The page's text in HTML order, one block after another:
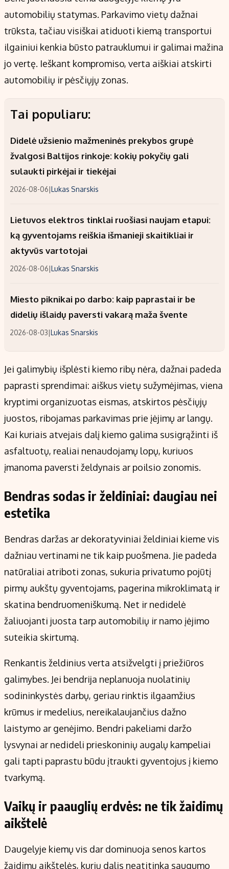
automobilių statymas. Parkavimo vietų dažnai
trūksta, tačiau visiškai atiduoti kiemą transportui
ilgainiui kenkia būsto patrauklumui ir galimai mažina
jo vertę. Ieškant kompromiso, verta aiškiai atskirti
automobilių ir pėsčiųjų zonas.
Tai populiaru:
Didelė užsienio mažmeninės prekybos grupė
žvalgosi Baltijos rinkoje: kokių pokyčių gali
sulaukti pirkėjai ir tiekėjai
2026-08-06|Lukas Snarskis
Lietuvos elektros tinklai ruošiasi naujam etapui:
ką gyventojams reiškia išmanieji skaitikliai ir
aktyvūs vartotojai
2026-08-06|Lukas Snarskis
Miesto piknikai po darbo: kaip paprastai ir be
didelių išlaidų paversti vakarą maža švente
2026-08-03|Lukas Snarskis
Jei galimybių išplėsti kiemo ribų nėra, dažnai padeda
paprasti sprendimai: aiškus vietų sužymėjimas, viena
kryptimi organizuotas eismas, atskirtos pėsčiųjų
juostos, ribojamas parkavimas prie įėjimų ar langų.
Kai kuriais atvejais dalį kiemo galima susigrąžinti iš
asfaltuotų, realiai nenaudojamų lopų, kuriuos
įmanoma paversti želdynais ar poilsio zonomis.
Bendras sodas ir želdiniai: daugiau nei
estetika
Bendras daržas ar dekoratyviniai želdiniai kieme vis
dažniau vertinami ne tik kaip puošmena. Jie padeda
natūraliai atriboti zonas, sukuria privatumo pojūtį
pirmų aukštų gyventojams, pagerina mikroklimatą ir
skatina bendruomeniškumą. Net ir nedidelė
žaliuojanti juosta tarp automobilių ir namo įėjimo
suteikia skirtumą.
Renkantis želdinius verta atsižvelgti į priežiūros
galimybes. Jei bendrija neplanuoja nuolatinių
sodininkystės darbų, geriau rinktis ilgaamžius
krūmus ir medelius, nereikalaujančius dažno
laistymo ar genėjimo. Bendri pakeliami daržo
lysvynai ar nedideli prieskoninių augalų kampeliai
gali tapti paprastu būdu įtraukti gyventojus į kiemo
tvarkymą.
Vaikų ir paauglių erdvės: ne tik žaidimų
aikštelė
Daugelyje kiemų vis dar dominuoja senos kartos
žaidimų aikštelės, kurių dalis neatitinka saugumo